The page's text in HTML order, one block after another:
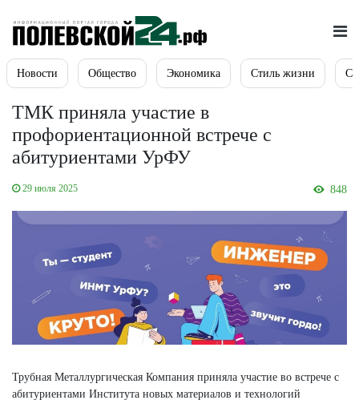
Новости Общество Экономика Стиль жизни
ТМК приняла участие в
профориентационной встрече с
абитуриентами УрФУ
29 июля 2025 848
Трубная Металлургическая Компания приняла участие во встрече с
абитуриентами Института новых материалов и технологий